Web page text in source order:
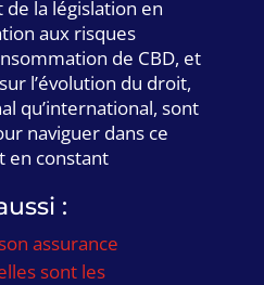
la législation en
aux risques
de CBD, et
l’évolution du droit,
qu’international, sont
naviguer dans ce
en constant
:
assurance
sont les